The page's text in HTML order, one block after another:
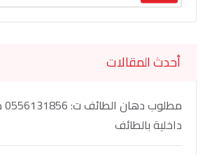
أحدث المقالات
داخلية بالطائف